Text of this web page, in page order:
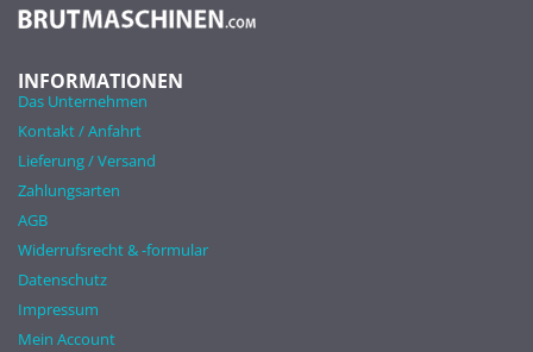
INFORMATIONEN
Das Unternehmen
Kontakt / Anfahrt
Lieferung / Versand
Zahlungsarten
AGB
Widerrufsrecht & -formular
Datenschutz
Impressum
Mein Account